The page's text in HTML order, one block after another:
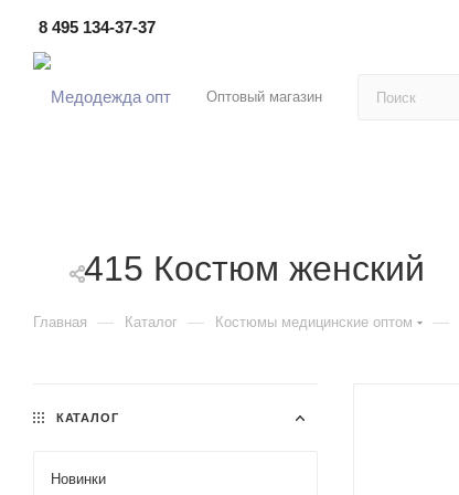
8 495 134-37-37
Оптовый магазин
415 Костюм женский
Главная — Каталог — Костюмы медицинские оптом —
КАТАЛОГ
Новинки